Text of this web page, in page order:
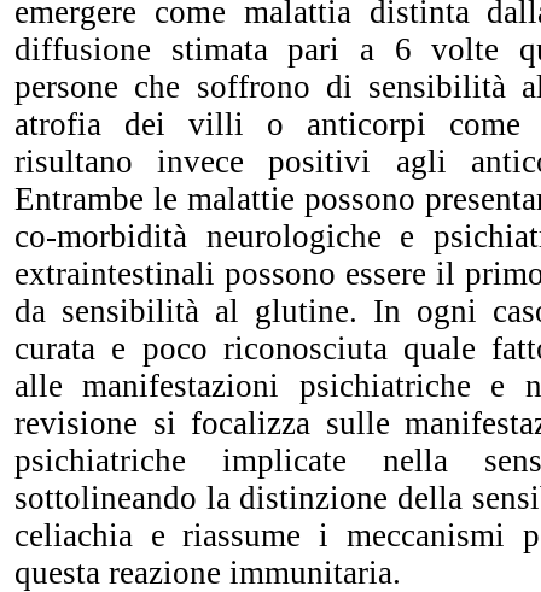
emergere come malattia distinta
diffusione stimata pari a 6 volte
persone che soffrono di sensibilità
atrofia dei villi o anticorpi come
risultano invece positivi agli
Entrambe le malattie possono
co-morbidità neurologiche e
extraintestinali possono essere il
da sensibilità al glutine. In ogni
curata e poco riconosciuta quale
alle manifestazioni psichiatriche e
revisione si focalizza sulle
psichiatriche implicate nella
sottolineando la distinzione della
celiachia e riassume i meccanismi
questa reazione immunitaria.